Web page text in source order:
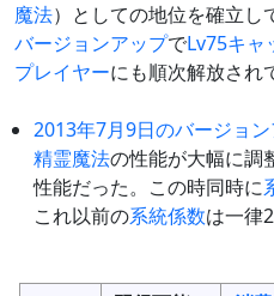
魔法）としての地位を確立し
バージョンアップでLv75キャ
プレイヤーにも順次解放され
2013年7月9日のバージョ
精霊魔法の性能が大幅に調
性能だった。この時同時に
これ以前の系統係数は一律